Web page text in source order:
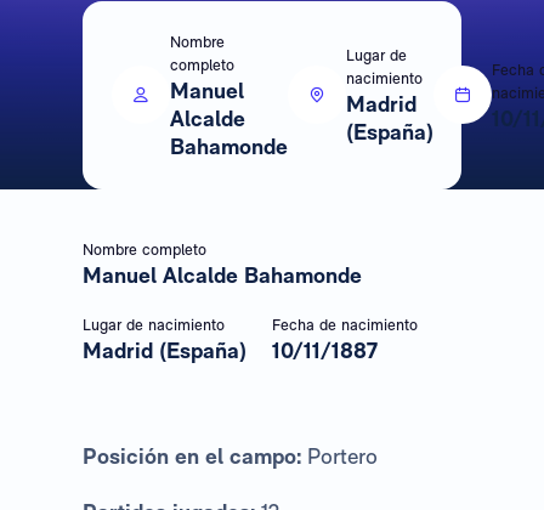
Nombre
completo
Manuel
Alcalde
Bahamonde
Lugar de
nacimiento
Madrid
(España)
Fecha
10/
Nombre completo
Manuel Alcalde Bahamonde
Lugar de nacimiento
Madrid (España)
Fecha de nacimiento
10/11/1887
Posición en el campo: Portero